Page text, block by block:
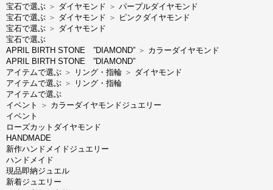
宝石で選ぶ ＞ ダイヤモンド ＞ パープルダイヤモンド
宝石で選ぶ ＞ ダイヤモンド ＞ ピンクダイヤモンド
宝石で選ぶ ＞ ダイヤモンド
宝石で選ぶ
APRIL BIRTH STONE ”DIAMOND” ＞ カラーダイヤモンド
APRIL BIRTH STONE ”DIAMOND”
アイテムで選ぶ ＞ リング・指輪 ＞ ダイヤモンド
アイテムで選ぶ ＞
リング・指輪
アイテムで選ぶ
イベント
＞ カラーダイヤモンドジュエリー
イベント
ローズカットダイヤモンド
HANDMADE
新作ハンドメイドジュエリー
ハンドメイド
現品即納ジュエル
新着ジュエリー